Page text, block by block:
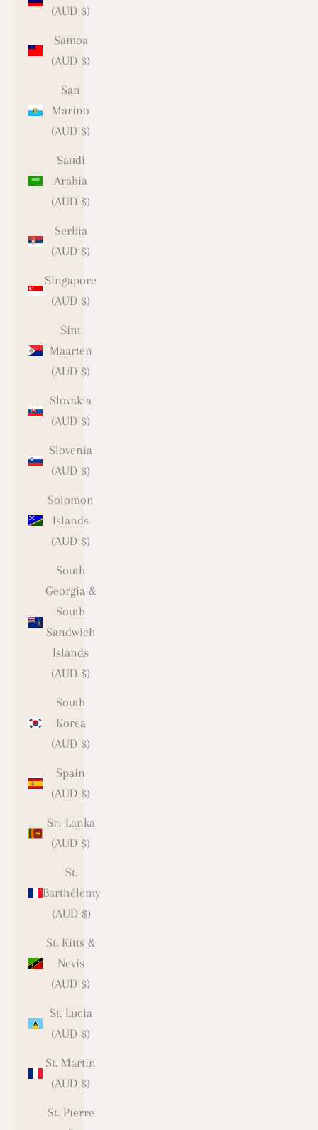
(AUD $)
Samoa
(AUD $)
San
Marino
(AUD $)
Saudi
Arabia
(AUD $)
Serbia
(AUD $)
Singapore
(AUD $)
Sint
Maarten
(AUD $)
Slovakia
(AUD $)
Slovenia
(AUD $)
Solomon
Islands
(AUD $)
South
Georgia &
South
Sandwich
Islands
(AUD $)
South
Korea
(AUD $)
Spain
(AUD $)
Sri Lanka
(AUD $)
St.
Barthélemy
(AUD $)
St. Kitts &
Nevis
(AUD $)
St. Lucia
(AUD $)
St. Martin
(AUD $)
St. Pierre